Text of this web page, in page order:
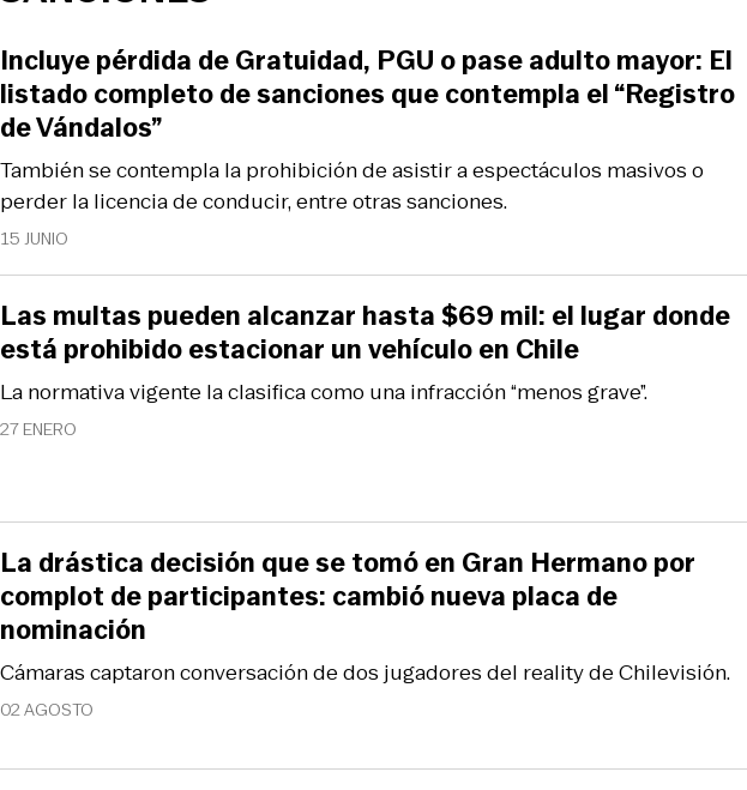
15 JUNIO
También se contempla la prohibición de asistir a espectáculos masivos o
perder la licencia de conducir, entre otras sanciones.
Incluye pérdida de Gratuidad, PGU o pase adulto mayor: El
listado completo de sanciones que contempla el “Registro
de Vándalos”
27 ENERO
La normativa vigente la clasifica como una infracción “menos grave”.
Las multas pueden alcanzar hasta $69 mil: el lugar donde
está prohibido estacionar un vehículo en Chile
02 AGOSTO
Cámaras captaron conversación de dos jugadores del reality de Chilevisión.
La drástica decisión que se tomó en Gran Hermano por
complot de participantes: cambió nueva placa de
nominación